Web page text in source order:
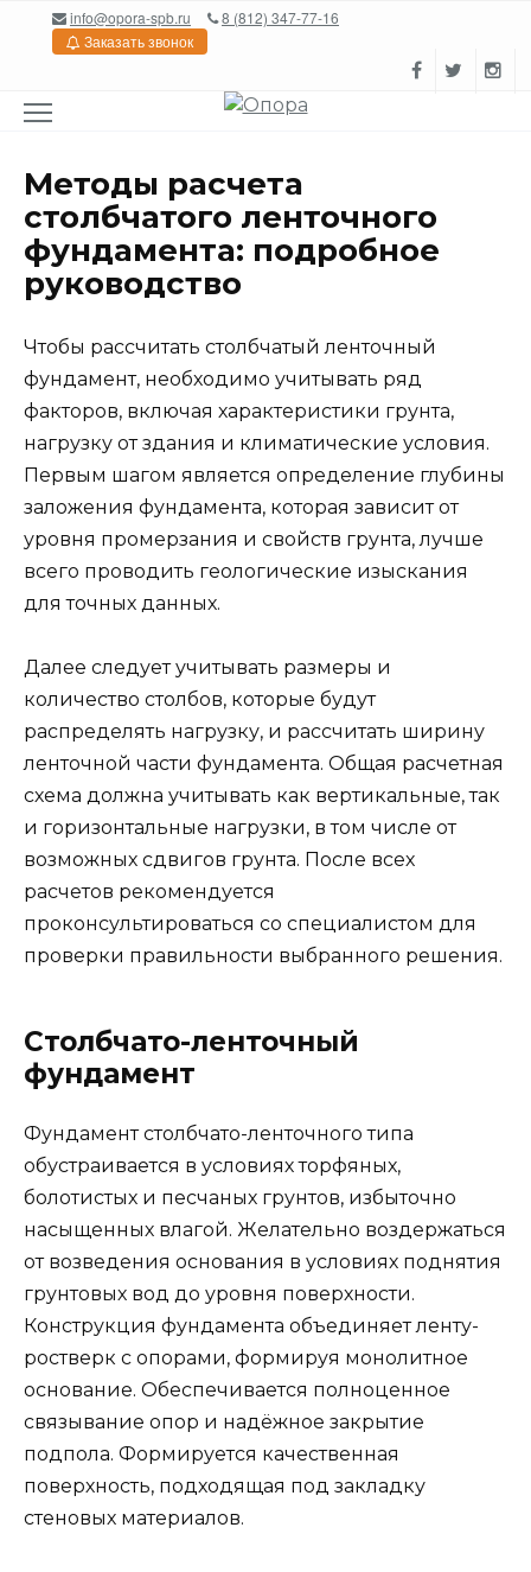
Перейтиinfo@opora-spb.ru
8 (812) 347-77-16
Заказать звонок
Методы расчета
столбчатого ленточного
фундамента: подробное
руководство
Чтобы рассчитать столбчатый ленточный
фундамент, необходимо учитывать ряд
факторов, включая характеристики грунта,
нагрузку от здания и климатические условия.
Первым шагом является определение глубины
заложения фундамента, которая зависит от
уровня промерзания и свойств грунта, лучше
всего проводить геологические изыскания
для точных данных.
Далее следует учитывать размеры и
количество столбов, которые будут
распределять нагрузку, и рассчитать ширину
ленточной части фундамента. Общая расчетная
схема должна учитывать как вертикальные, так
и горизонтальные нагрузки, в том числе от
возможных сдвигов грунта. После всех
расчетов рекомендуется
проконсультироваться со специалистом для
проверки правильности выбранного решения.
Столбчато-ленточный
фундамент
Фундамент столбчато-ленточного типа
обустраивается в условиях торфяных,
болотистых и песчаных грунтов, избыточно
насыщенных влагой. Желательно воздержаться
от возведения основания в условиях поднятия
грунтовых вод до уровня поверхности.
Конструкция фундамента объединяет ленту-
ростверк с опорами, формируя монолитное
основание. Обеспечивается полноценное
связывание опор и надёжное закрытие
подпола. Формируется качественная
поверхность, подходящая под закладку
стеновых материалов.